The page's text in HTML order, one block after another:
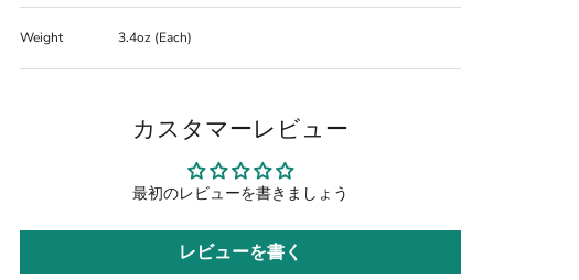
Weight 3.4oz (Each)
カスタマーレビュー
最初のレビューを書きましょう
レビューを書く